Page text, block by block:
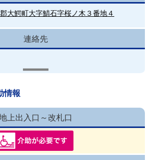
大鰐町大字鯖石字桜ノ木３番地４
連絡先
情報
上出入口～改札口